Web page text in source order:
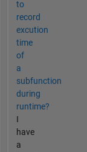
to
record
excution
time
of
a
subfunction
during
runtime?
I
have
a